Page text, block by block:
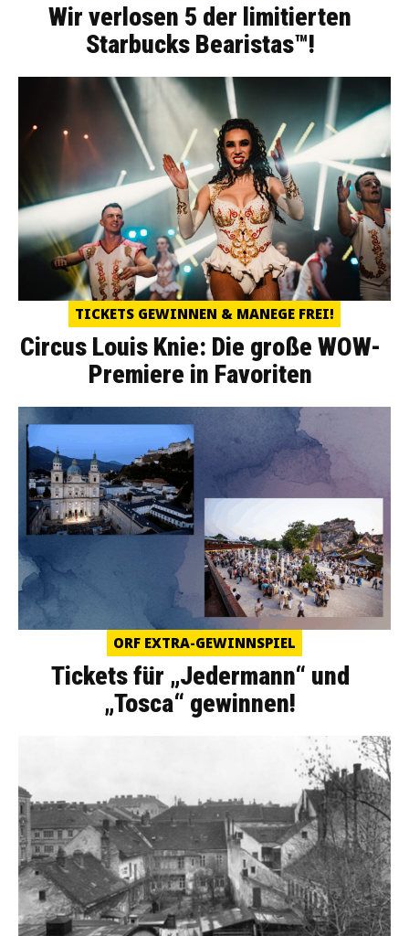
Wir verlosen 5 der limitierten
Starbucks Bearistas™!
TICKETS GEWINNEN & MANEGE FREI!
Circus Louis Knie: Die große WOW-
Premiere in Favoriten
ORF EXTRA-GEWINNSPIEL
Tickets für „Jedermann“ und
„Tosca“ gewinnen!